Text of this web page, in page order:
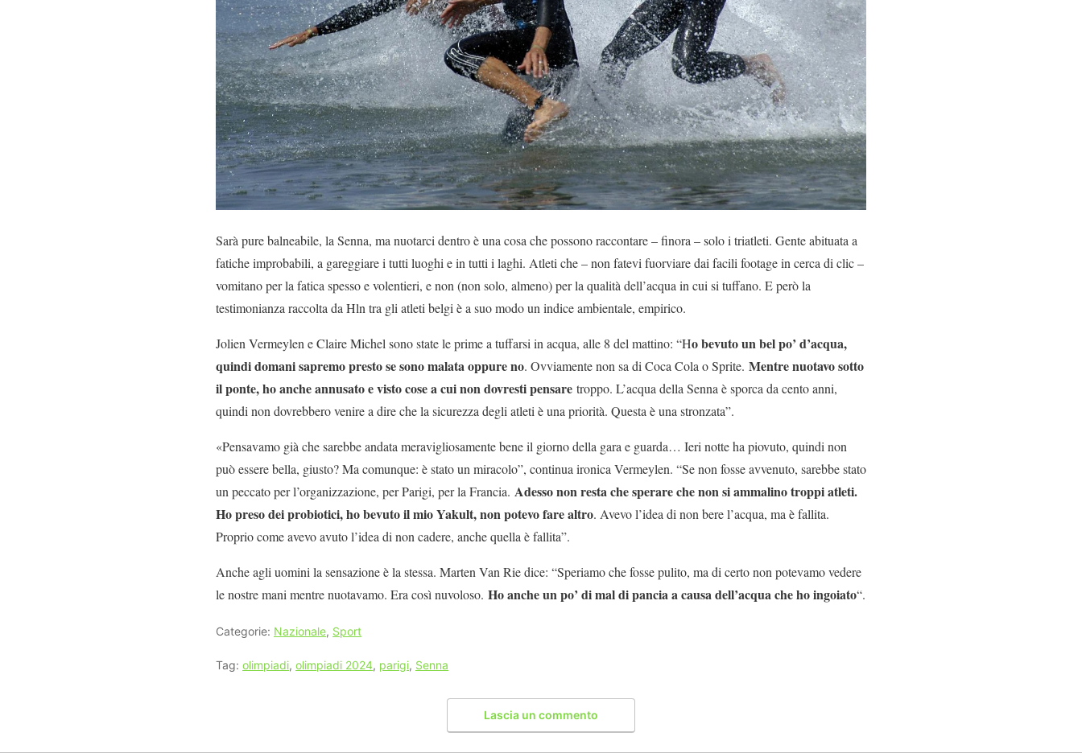
Sarà pure balneabile, la Senna, ma nuotarci dentro è una cosa che possono raccontare – finora – solo i triatleti. Gente abituata a
fatiche improbabili, a gareggiare i tutti luoghi e in tutti i laghi. Atleti che – non fatevi fuorviare dai facili footage in cerca di clic –
vomitano per la fatica spesso e volentieri, e non (non solo, almeno) per la qualità dell’acqua in cui si tuffano. E però la
testimonianza raccolta da Hln tra gli atleti belgi è a suo modo un indice ambientale, empirico.
Jolien Vermeylen e Claire Michel sono state le prime a tuffarsi in acqua, alle 8 del mattino: “Ho bevuto un bel po’ d’acqua,
quindi domani sapremo presto se sono malata oppure no. Ovviamente non sa di Coca Cola o Sprite. Mentre nuotavo sotto
il ponte, ho anche annusato e visto cose a cui non dovresti pensare troppo. L’acqua della Senna è sporca da cento anni,
quindi non dovrebbero venire a dire che la sicurezza degli atleti è una priorità. Questa è una stronzata”.
«Pensavamo già che sarebbe andata meravigliosamente bene il giorno della gara e guarda… Ieri notte ha piovuto, quindi non
può essere bella, giusto? Ma comunque: è stato un miracolo”, continua ironica Vermeylen. “Se non fosse avvenuto, sarebbe stato
un peccato per l’organizzazione, per Parigi, per la Francia. Adesso non resta che sperare che non si ammalino troppi atleti.
Ho preso dei probiotici, ho bevuto il mio Yakult, non potevo fare altro. Avevo l’idea di non bere l’acqua, ma è fallita.
Proprio come avevo avuto l’idea di non cadere, anche quella è fallita”.
Anche agli uomini la sensazione è la stessa. Marten Van Rie dice: “Speriamo che fosse pulito, ma di certo non potevamo vedere
le nostre mani mentre nuotavamo. Era così nuvoloso. Ho anche un po’ di mal di pancia a causa dell’acqua che ho ingoiato“.
Categorie: Nazionale, Sport
Tag: olimpiadi, olimpiadi 2024, parigi, Senna
Lascia un commento